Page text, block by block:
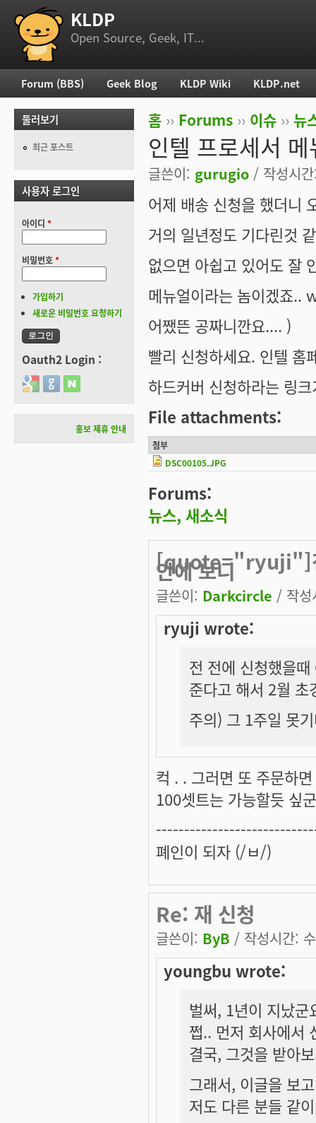
부 메뉴 KLDP
Open Source, Geek, IT...
현재 위치
홈 ›› Forums ›› 이슈 ›› 뉴
인텔 프로세서
글쓴이: gurugio / 작성시
어제 배송 신청을 했더니
거의 일년정도 기다린것
없으면 아쉽고 있어도 잘
메뉴얼이라는 놈이겠죠..
어쨌뜬 공짜니깐요.... )
빨리 신청하세요. 인텔 홈
하드커버 신청하라는 링
File attachments:
첨부
DSC00105.JPG
Forums:
뉴스, 새소식
[quote="ryuji"]전
안에 보니
글쓴이: Darkcircle / 작
ryuji wrote:
전 전에 신청했을
준다고 해서 2월
주의) 그 1주일 못
컥 . . 그러면 또 주문하
100셋트는 가능할듯 싶
폐인이 되자 (/ㅂ/)
Re: 재 신청
글쓴이: ByB / 작성시간:
youngbu wrote:
벌써, 1년이 지났
쩝.. 먼저 회사에서
결국, 그것을 받아
그래서, 이글을 보
저도 다른 분들 같
주 메뉴
Forum (BBS) Geek Blog KLDP Wiki KLDP.net
둘러보기
최근 포스트
사용자 로그인
아이디 *
비밀번호*
가입하기
새로운 비밀번호 요청하기
Oauth2 Login :
Login with Google
Login with GitHub
Login with Naver
홍보 제휴 안내